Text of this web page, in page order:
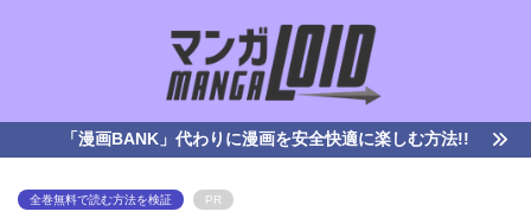
「漫画BANK」代わりに漫画を安全快適に楽しむ方法!!
全巻無料で読む方法を検証 PR